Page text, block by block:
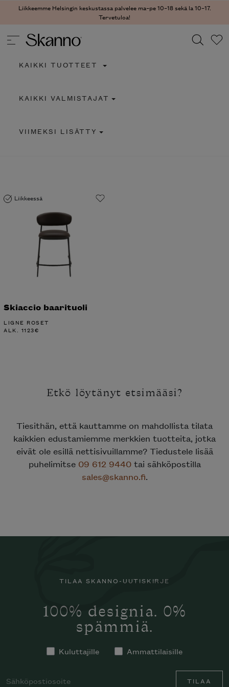
Liikkeemme Helsingin keskustassa palvelee ma–pe 10–18 sekä la 10–17.
Tervetuloa!
Type 2 or more characters for results.
KAIKKI TUOTTEET
KAIKKI VALMISTAJAT
VIIMEKSI LISÄTTY
Liikkeessä
Skiaccio baarituoli
LIGNE ROSET
ALK. 1123€
Etkö löytänyt etsimääsi?
Tiesithän, että kauttamme on mahdollista tilata
kaikkien edustamiemme merkkien tuotteita, jotka
eivät ole esillä nettisivuillamme? Tiedustele lisää
puhelimitse 09 612 9440tai sähköpostilla
sales@skanno.fi.
TILAA SKANNO-UUTISKIRJE
100% designia. 0%
spämmiä.
Kuluttajille Ammattilaisille
TILAA